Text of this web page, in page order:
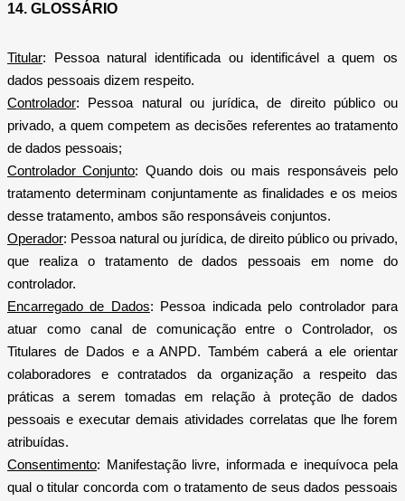
14. GLOSSÁRIO
Titular: Pessoa natural identificada ou identificável a quem os
dados pessoais dizem respeito.
Controlador: Pessoa natural ou jurídica, de direito público ou
privado, a quem competem as decisões referentes ao tratamento
de dados pessoais;
Controlador Conjunto: Quando dois ou mais responsáveis pelo
tratamento determinam conjuntamente as finalidades e os meios
desse tratamento, ambos são responsáveis conjuntos.
Operador: Pessoa natural ou jurídica, de direito público ou privado,
que realiza o tratamento de dados pessoais em nome do
controlador.
Encarregado de Dados: Pessoa indicada pelo controlador para
atuar como canal de comunicação entre o Controlador, os
Titulares de Dados e a ANPD. Também caberá a ele orientar
colaboradores e contratados da organização a respeito das
práticas a serem tomadas em relação à proteção de dados
pessoais e executar demais atividades correlatas que lhe forem
atribuídas.
Consentimento: Manifestação livre, informada e inequívoca pela
qual o titular concorda com o tratamento de seus dados pessoais